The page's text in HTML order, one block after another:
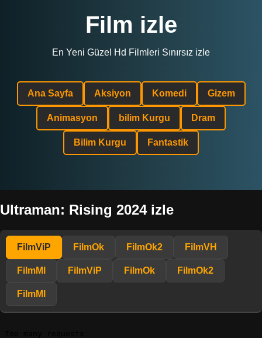
Film izle
En Yeni Güzel Hd Filmleri Sınırsız izle
Ana Sayfa Aksiyon Komedi Gizem
Animasyon bilim Kurgu Dram
Bilim Kurgu Fantastik
Ultraman: Rising 2024 izle
FilmViP FilmOk FilmOk2 FilmVH
FilmMl FilmViP FilmOk FilmOk2
FilmMl